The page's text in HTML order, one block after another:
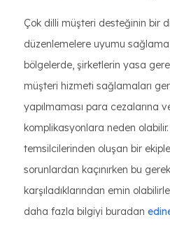
Çok dilli müşteri desteğinin bir
düzenlemelere uyumu sağlama
bölgelerde, şirketlerin yasa
müşteri hizmeti sağlamaları
yapılmaması para cezalarına
komplikasyonlara neden
temsilcilerinden oluşan bir
sorunlardan kaçınırken bu
karşıladıklarından emin
daha fazla bilgiyi buradan